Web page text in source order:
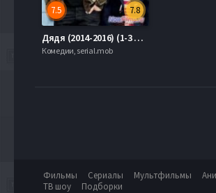
7.8
7.5
Дядя (2014-2016) (1-3 Сезон)
Комедии, serial.mob
Фильмы Сериалы Мультфильмы
ТВ шоу
Подборки